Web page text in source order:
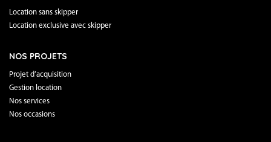
Location sans skipper
Location exclusive avec skipper
NOS PROJETS
Projet d’acquisition
Gestion location
Nos services
Nos occasions